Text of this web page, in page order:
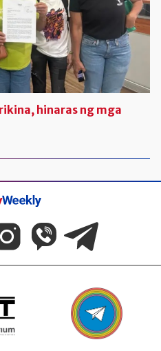
hinaras ng mga